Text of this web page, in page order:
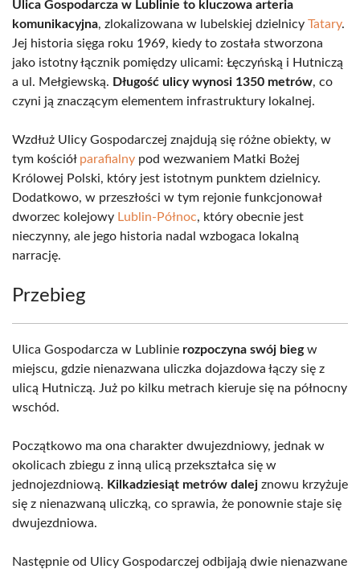
Ulica Gospodarcza w Lublinie to kluczowa arteria
komunikacyjna, zlokalizowana w lubelskiej dzielnicy Tatary.
Jej historia sięga roku 1969, kiedy to została stworzona
jako istotny łącznik pomiędzy ulicami: Łęczyńską i Hutniczą
a ul. Mełgiewską. Długość ulicy wynosi 1350 metrów, co
czyni ją znaczącym elementem infrastruktury lokalnej.
Wzdłuż Ulicy Gospodarczej znajdują się różne obiekty, w
tym kościół parafialny pod wezwaniem Matki Bożej
Królowej Polski, który jest istotnym punktem dzielnicy.
Dodatkowo, w przeszłości w tym rejonie funkcjonował
dworzec kolejowy Lublin-Północ, który obecnie jest
nieczynny, ale jego historia nadal wzbogaca lokalną
narrację.
Przebieg
Ulica Gospodarcza w Lublinie rozpoczyna swój biegw
miejscu, gdzie nienazwana uliczka dojazdowa łączy się z
ulicą Hutniczą. Już po kilku metrach kieruje się na północny
wschód.
Początkowo ma ona charakter dwujezdniowy, jednak w
okolicach zbiegu z inną ulicą przekształca się w
jednojezdniową. Kilkadziesiąt metrów dalej znowu krzyżuje
się z nienazwaną uliczką, co sprawia, że ponownie staje się
dwujezdniowa.
Następnie od Ulicy Gospodarczej odbijają dwie nienazwane